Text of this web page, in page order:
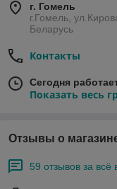
г. Гомель
г.Гомель,
Беларусь
Контакты
Сегодня
Показать весь
Отзывы о
59 отзывов за всё